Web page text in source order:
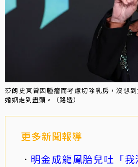
莎朗史東曾因腫瘤而考慮切除乳房，沒想
婚姻走到盡頭。（路透）
更多新聞報導
明金成龍鳳胎兒吐「